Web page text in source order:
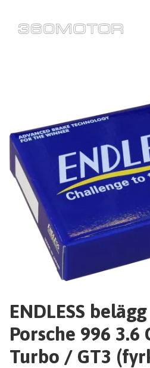
ENDLESS
Porsche 996 3.6
Turbo / GT3